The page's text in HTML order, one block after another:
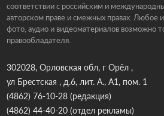
соответствии с российским и
авторском праве и смежных правах. Любое
фото, аудио и видеоматериалов возможно
правообладателя.
302028, Орловская обл, г Орёл ,
ул Брестская , д.6, лит. А., А1, пом. 1
(4862) 76-10-28(редакция)
(4862) 44-40-20(отдел рекламы)